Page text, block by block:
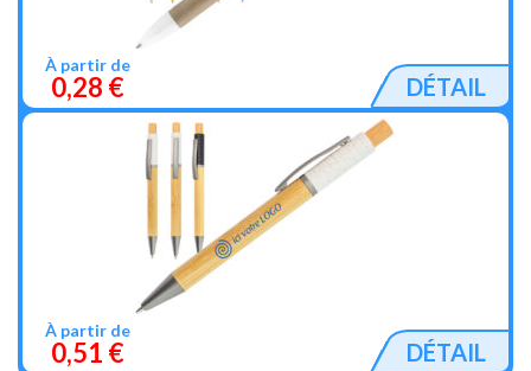
À partir de
0,28 € DÉTAIL
À partir de
0,51 € DÉTAIL